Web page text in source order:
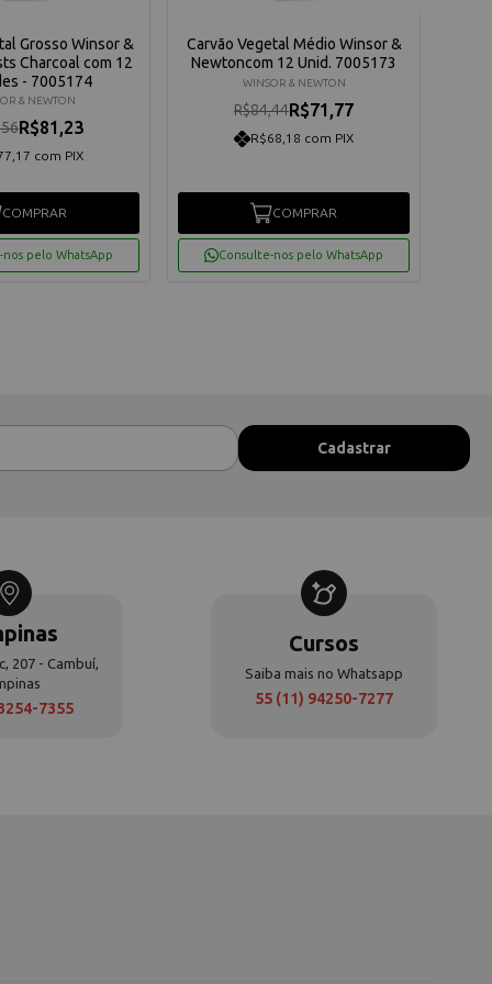
Grosso Winsor &
Charcoal com 12
- 7005174
& NEWTON
R$81,23
com PIX
COMPRAR
nos pelo WhatsApp
Carvão Vegetal Médio Winsor &
Newtoncom 12 Unid. 7005173
WINSOR & NEWTON
R$84,44R$71,77
R$68,18 com PIX
COMPRAR
Consulte-nos pelo WhatsApp
207 - Cambuí,
7355
Cursos
Saiba mais no Whatsapp
55 (11) 94250-7277